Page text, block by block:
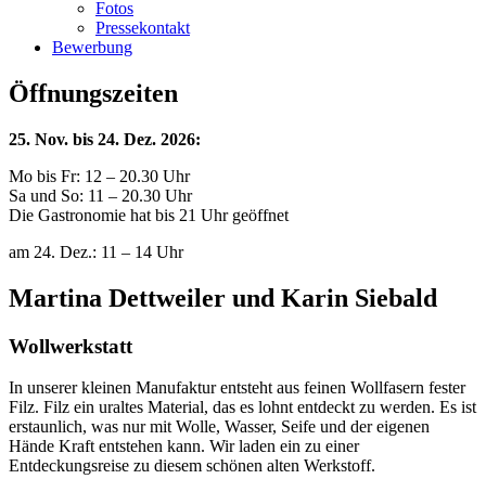
Fotos
Pressekontakt
Bewerbung
Öffnungszeiten
25. Nov. bis 24. Dez. 2026:
Mo bis Fr: 12 – 20.30 Uhr
Sa und So: 11 – 20.30 Uhr
Die Gastronomie hat bis 21 Uhr geöffnet
am 24. Dez.: 11 – 14 Uhr
Martina Dettweiler und Karin Siebald
Wollwerkstatt
In unserer kleinen Manufaktur entsteht aus feinen Wollfasern fester
Filz. Filz ein uraltes Material, das es lohnt entdeckt zu werden. Es ist
erstaunlich, was nur mit Wolle, Wasser, Seife und der eigenen
Hände Kraft entstehen kann. Wir laden ein zu einer
Entdeckungsreise zu diesem schönen alten Werkstoff.